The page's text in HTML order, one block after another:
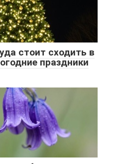
стоит сходить в
праздники